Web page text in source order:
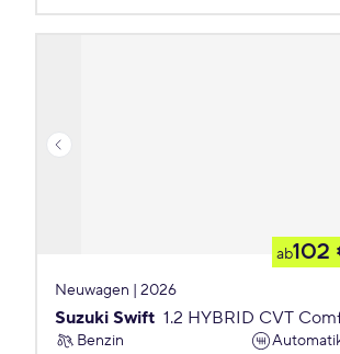
ab102
Neuwagen | 2026
Suzuki Swift 1.2 HYBRID CVT
Benzin